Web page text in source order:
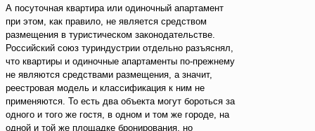
А посуточная квартира или одиночный апартамент
при этом, как правило, не является средством
размещения в туристическом законодательстве.
Российский союз туриндустрии отдельно разъяснял,
что квартиры и одиночные апартаменты по-прежнему
не являются средствами размещения, а значит,
реестровая модель и классификация к ним не
применяются. То есть два объекта могут бороться за
одного и того же гостя, в одном и том же городе, на
одной и той же площадке бронирования, но